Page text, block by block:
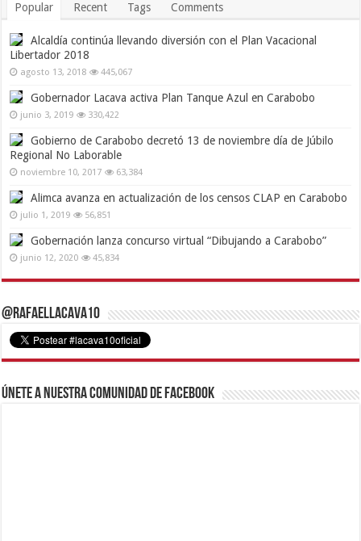
Popular Recent Tags Comments
Alcaldía continúa llevando diversión con el Plan Vacacional
Libertador 2018
agosto 13, 2018 445,067
Gobernador Lacava activa Plan Tanque Azul en Carabobo
junio 3, 2019 330,422
Gobierno de Carabobo decretó 13 de noviembre día de Júbilo
Regional No Laborable
noviembre 10, 2017 63,384
Alimca avanza en actualización de los censos CLAP en Carabobo
julio 1, 2019 56,851
Gobernación lanza concurso virtual “Dibujando a Carabobo”
junio 12, 2020 45,834
@RafaelLacava10
Únete a nuestra comunidad de Facebook